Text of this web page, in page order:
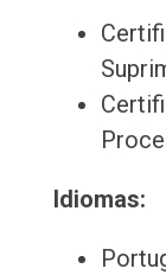
Idiomas: